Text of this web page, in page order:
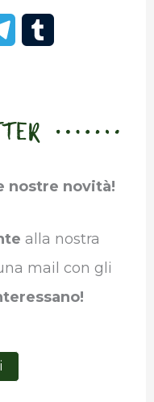
e
r
b
r
nostre novità!
alla nostra
mail con gli